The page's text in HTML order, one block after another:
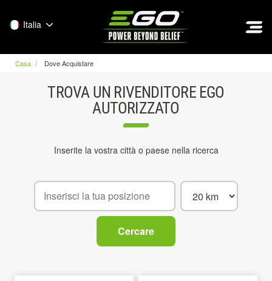
Italia
Casa Dove Acquistare
TROVA UN RIVENDITORE EGO
AUTORIZZATO
Inserite la vostra città o paese nella ricerca